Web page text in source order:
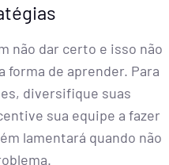
não dar certo e isso não
forma de aprender. Para
diversifique suas
sua equipe a fazer
lamentará quando não